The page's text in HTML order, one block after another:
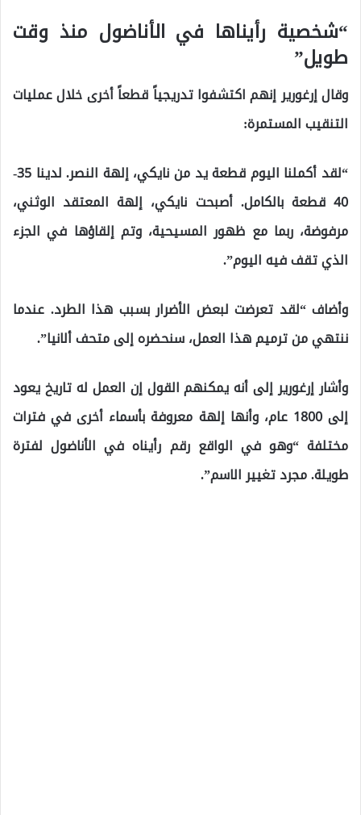
“شخصية رأيناها في الأناضول منذ وقت
طويل”
وقال إرغورير إنهم اكتشفوا تدريجياً قطعاً أخرى خلال عمليات
التنقيب المستمرة:
“لقد أكملنا اليوم قطعة يد من نايكي، إلهة النصر. لدينا 35-
40 قطعة بالكامل. أصبحت نايكي، إلهة المعتقد الوثني،
مرفوضة، ربما مع ظهور المسيحية، وتم إلقاؤها في الجزء
الذي تقف فيه اليوم”.
وأضاف “لقد تعرضت لبعض الأضرار بسبب هذا الطرد. عندما
ننتهي من ترميم هذا العمل، سنحضره إلى متحف ألانيا”.
وأشار إرغورير إلى أنه يمكنهم القول إن العمل له تاريخ يعود
إلى 1800 عام، وأنها إلهة معروفة بأسماء أخرى في فترات
مختلفة “وهو في الواقع رقم رأيناه في الأناضول لفترة
طويلة. مجرد تغيير الاسم”.